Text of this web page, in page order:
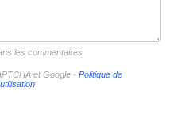
les commentaires
et Google - Politique de